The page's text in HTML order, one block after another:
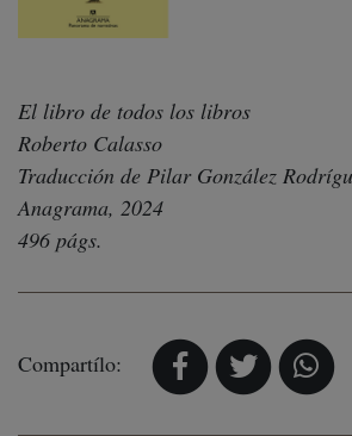
El libro de todos los libros
Roberto Calasso
Traducción de Pilar González
Anagrama, 2024
496 págs.
Compartílo: